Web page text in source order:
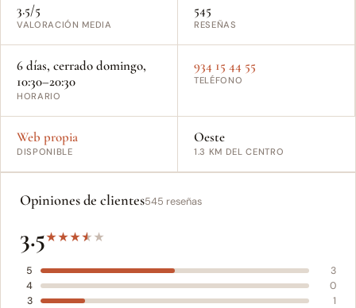
3.5/5
VALORACIÓN MEDIA
545
RESEÑAS
6 días, cerrado domingo,
10:30–20:30
HORARIO
934 15 44 55
TELÉFONO
Web propia
DISPONIBLE
Oeste
1.3 KM DEL CENTRO
Opiniones de clientes545 reseñas
3.5★★★★ ★
5
3
4
0
3
1